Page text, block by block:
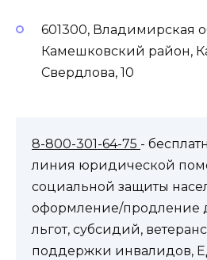
601300, Владимирская
Камешковский район,
Свердлова, 10
8-800-301-64-75 -
линия юридической
социальной защиты
оформление/продление
льгот, субсидий,
поддержки инвалидов,